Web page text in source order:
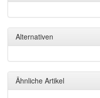
Alternativen
Ähnliche Artikel